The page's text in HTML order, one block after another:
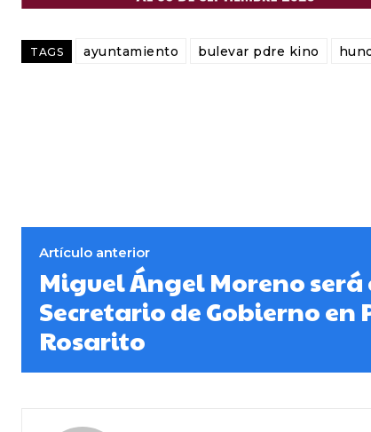
TAGS ayuntamiento bulevar pdre kino
Artículo anterior
Miguel Ángel Moreno será
Secretario de Gobierno en
Rosarito